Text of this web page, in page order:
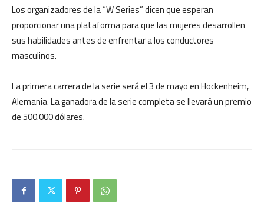
Los organizadores de la “W Series” dicen que esperan
proporcionar una plataforma para que las mujeres desarrollen
sus habilidades antes de enfrentar a los conductores
masculinos.
La primera carrera de la serie será el 3 de mayo en Hockenheim,
Alemania. La ganadora de la serie completa se llevará un premio
de 500.000 dólares.